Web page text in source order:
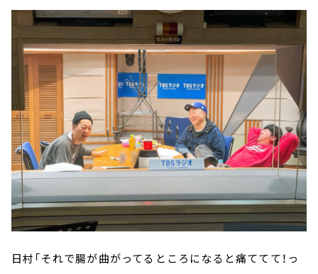
日村「それで腸が曲がってるところになると痛ててて！っ